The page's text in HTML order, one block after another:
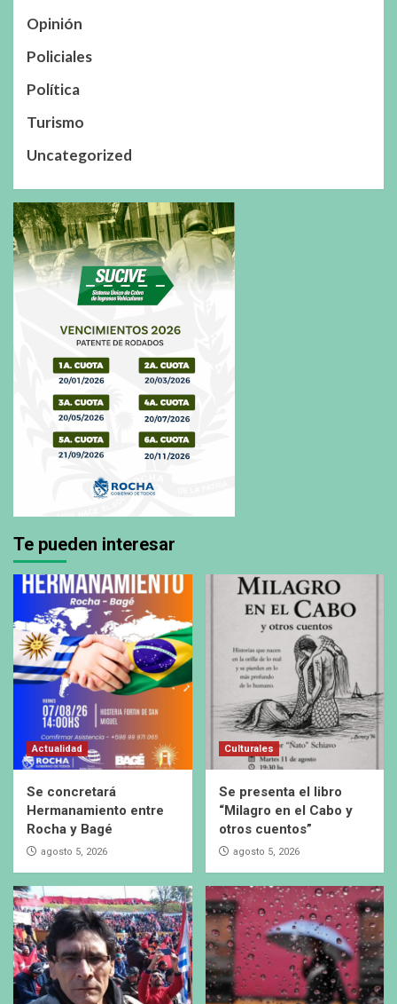
Opinión
Policiales
Política
Turismo
Uncategorized
Te pueden interesar
Actualidad
Se concretará
Hermanamiento entre
Rocha y Bagé
agosto 5, 2026
Culturales
Se presenta el libro
“Milagro en el Cabo y
otros cuentos”
agosto 5, 2026